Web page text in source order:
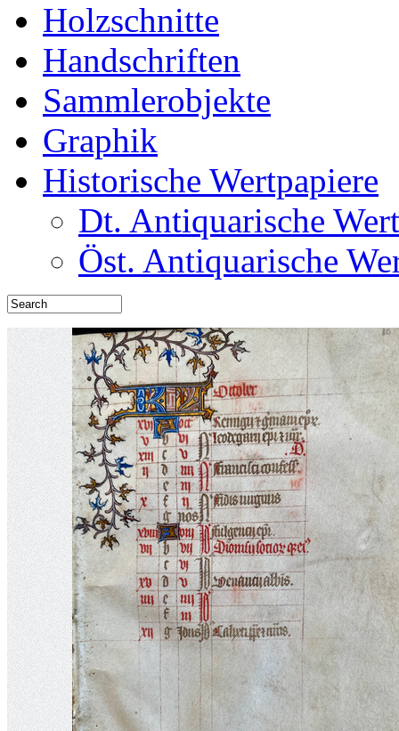
Holzschnitte
Handschriften
Sammlerobjekte
Graphik
Historische Wertpapiere
Dt. Antiquarische
Öst. Antiquarische